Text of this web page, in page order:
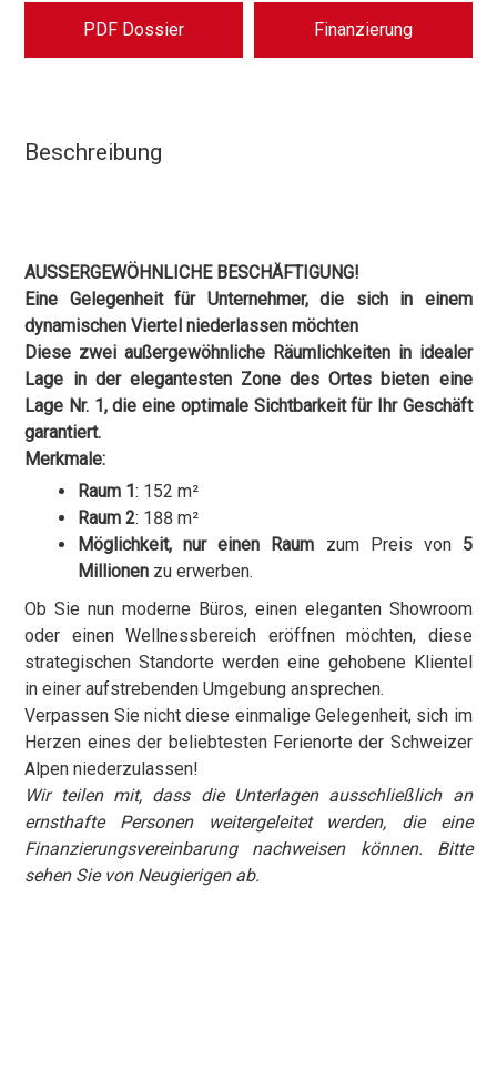
PDF Dossier Finanzierung
Beschreibung
AUSSERGEWÖHNLICHE BESCHÄFTIGUNG!
Eine Gelegenheit für Unternehmer, die sich in einem
dynamischen Viertel niederlassen möchten
Diese zwei außergewöhnliche Räumlichkeiten in idealer
Lage in der elegantesten Zone des Ortes bieten eine
Lage Nr. 1, die eine optimale Sichtbarkeit für Ihr Geschäft
garantiert.
Merkmale:
Raum 1: 152 m²
Raum 2: 188 m²
Möglichkeit, nur einen Raum zum Preis von 5
Millionen zu erwerben.
Ob Sie nun moderne Büros, einen eleganten Showroom
oder einen Wellnessbereich eröffnen möchten, diese
strategischen Standorte werden eine gehobene Klientel
in einer aufstrebenden Umgebung ansprechen.
Verpassen Sie nicht diese einmalige Gelegenheit, sich im
Herzen eines der beliebtesten Ferienorte der Schweizer
Alpen niederzulassen!
Wir teilen mit, dass die Unterlagen ausschließlich an
ernsthafte Personen weitergeleitet werden, die eine
Finanzierungsvereinbarung nachweisen können. Bitte
sehen Sie von Neugierigen ab.